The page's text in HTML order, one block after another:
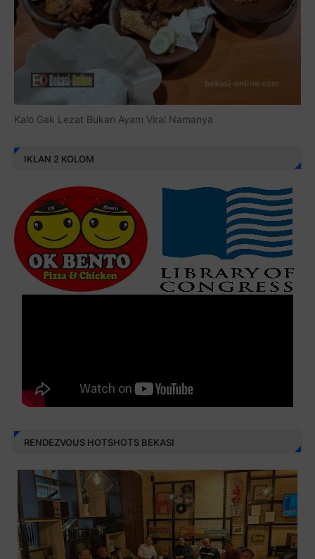
Kalo Gak Lezat Bukan Ayam Viral Namanya
IKLAN 2 KOLOM
RENDEZVOUS HOTSHOTS BEKASI